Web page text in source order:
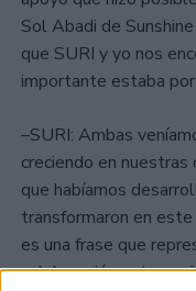
Sol Abadi de
que SURI y yo nos
importante estaba
–SURI: Ambas
creciendo en nuestras
que habíamos
transformaron en
es una frase que
colaboración entre